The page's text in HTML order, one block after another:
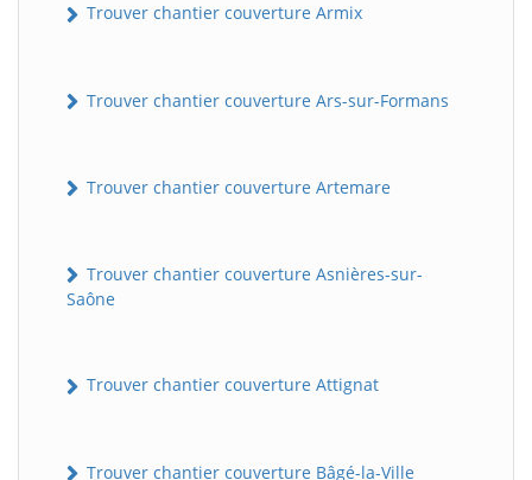
Trouver chantier couverture Armix
Trouver chantier couverture Ars-sur-Formans
Trouver chantier couverture Artemare
Trouver chantier couverture Asnières-sur-
Saône
Trouver chantier couverture Attignat
Trouver chantier couverture Bâgé-la-Ville